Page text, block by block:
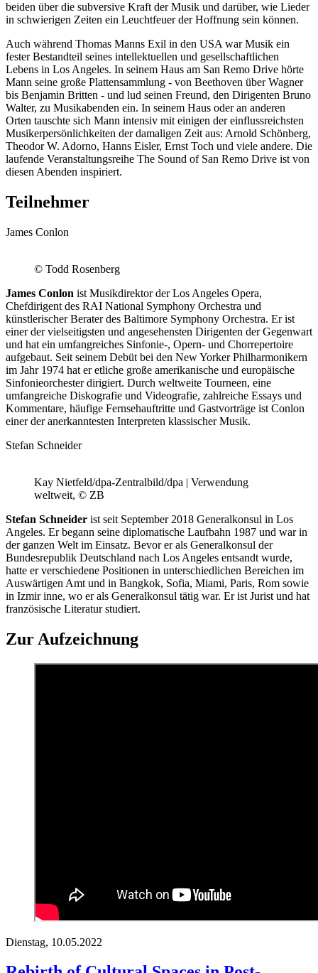
beiden über die subversive Kraft der Musik und darüber, wie Lieder
in schwierigen Zeiten ein Leuchtfeuer der Hoffnung sein können.
Auch während Thomas Manns Exil in den USA war Musik ein
fester Bestandteil seines intellektuellen und gesellschaftlichen
Lebens in Los Angeles. In seinem Haus am San Remo Drive hörte
Mann seine große Plattensammlung - von Beethoven über Wagner
bis Benjamin Britten - und lud seinen Freund, den Dirigenten Bruno
Walter, zu Musikabenden ein. In seinem Haus oder an anderen
Orten tauschte sich Mann intensiv mit einigen der einflussreichsten
Musikerpersönlichkeiten der damaligen Zeit aus: Arnold Schönberg,
Theodor W. Adorno, Hanns Eisler, Ernst Toch und viele andere. Die
laufende Veranstaltungsreihe The Sound of San Remo Drive ist von
diesen Abenden inspiriert.
Teilnehmer
James Conlon
© Todd Rosenberg
James Conlon ist Musikdirektor der Los Angeles Opera,
Chefdirigent des RAI National Symphony Orchestra und
künstlerischer Berater des Baltimore Symphony Orchestra. Er ist
einer der vielseitigsten und angesehensten Dirigenten der Gegenwart
und hat ein umfangreiches Sinfonie-, Opern- und Chorrepertoire
aufgebaut. Seit seinem Debüt bei den New Yorker Philharmonikern
im Jahr 1974 hat er etliche große amerikanische und europäische
Sinfonieorchester dirigiert. Durch weltweite Tourneen, eine
umfangreiche Diskografie und Videografie, zahlreiche Essays und
Kommentare, häufige Fernsehauftritte und Gastvorträge ist Conlon
einer der anerkanntesten Interpreten klassischer Musik.
Stefan Schneider
Kay Nietfeld/dpa-Zentralbild/dpa | Verwendung
weltweit, © ZB
Stefan Schneider ist seit September 2018 Generalkonsul in Los
Angeles. Er begann seine diplomatische Laufbahn 1987 und war in
der ganzen Welt im Einsatz. Bevor er als Generalkonsul der
Bundesrepublik Deutschland nach Los Angeles entsandt wurde,
hatte er verschiedene Positionen in unterschiedlichen Bereichen im
Auswärtigen Amt und in Bangkok, Sofia, Miami, Paris, Rom sowie
in Izmir inne, wo er als Generalkonsul tätig war. Er ist Jurist und hat
französische Literatur studiert.
Zur Aufzeichnung
Dienstag, 10.05.2022